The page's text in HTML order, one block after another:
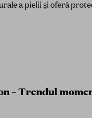
a pielii și oferă
– Trendul